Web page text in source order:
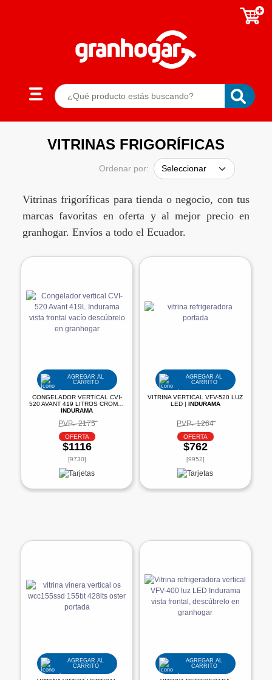
VITRINAS FRIGORÍFICAS
Ordenar por:
Vitrinas frigoríficas para tienda o negocio, con tus
marcas favoritas en oferta y al mejor precio en
granhogar. Envíos a todo el Ecuador.
AGREGAR AL
CARRITO
CONGELADOR VERTICAL CVI-
520 AVANT 419 LITROS CROMA |
INDURAMA
PVP: 2175
OFERTA
$1116
[9730]
AGREGAR AL
CARRITO
VITRINA VERTICAL VFV-520 LUZ
LED | INDURAMA
PVP: 1264
OFERTA
$762
[9952]
AGREGAR AL
CARRITO
AGREGAR AL
CARRITO